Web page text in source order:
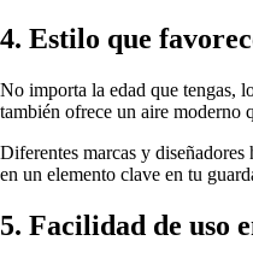
4. Estilo que
No importa la edad que tengas,
también ofrece un aire moderno
Diferentes marcas y
en un elemento clave en tu
5. Facilidad de uso